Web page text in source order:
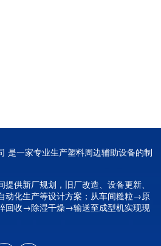
是一家专业生产塑料周边辅助设备的制
供新厂规划，旧厂改造、设备更新、
动化生产等设计方案；从车间糙粒→原
收→除湿干燥→输送至成型机实现现